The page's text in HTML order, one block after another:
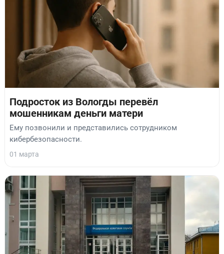
Подросток из Вологды перевёл
мошенникам деньги матери
Ему позвонили и представились сотрудником
кибербезопасности.
01 марта